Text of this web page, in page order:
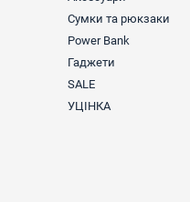
Сумки та рюкзаки
Power Bank
Гаджети
SALE
УЦІНКА